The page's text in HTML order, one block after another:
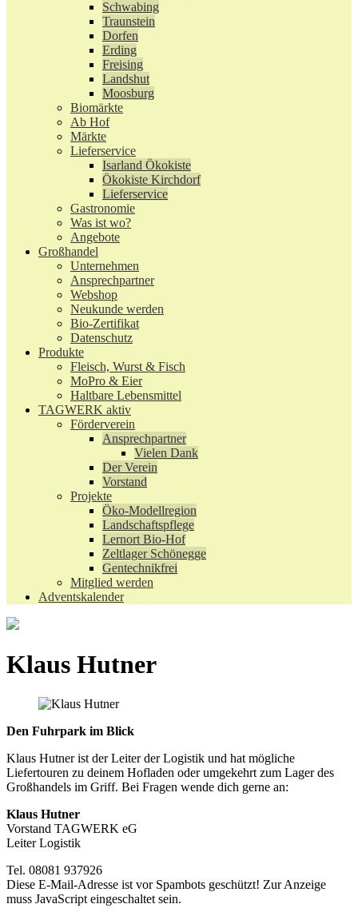
Schwabing
Traunstein
Dorfen
Erding
Freising
Landshut
Moosburg
Biomärkte
Ab Hof
Märkte
Lieferservice
Isarland Ökokiste
Ökokiste Kirchdorf
Lieferservice
Gastronomie
Was ist wo?
Angebote
Großhandel
Unternehmen
Ansprechpartner
Webshop
Neukunde werden
Bio-Zertifikat
Datenschutz
Produkte
Fleisch, Wurst & Fisch
MoPro & Eier
Haltbare Lebensmittel
TAGWERK aktiv
Förderverein
Ansprechpartner
Vielen Dank
Der Verein
Vorstand
Projekte
Öko-Modellregion
Landschaftspflege
Lernort Bio-Hof
Zeltlager Schönegge
Gentechnikfrei
Mitglied werden
Adventskalender
Klaus Hutner
Den Fuhrpark im Blick
Klaus Hutner ist der Leiter der Logistik und hat mögliche
Liefertouren zu deinem Hofladen oder umgekehrt zum Lager des
Großhandels im Griff. Bei Fragen wende dich gerne an:
Klaus Hutner
Vorstand TAGWERK eG
Leiter Logistik
Tel. 08081 937926
Diese E-Mail-Adresse ist vor Spambots geschützt! Zur Anzeige
muss JavaScript eingeschaltet sein.